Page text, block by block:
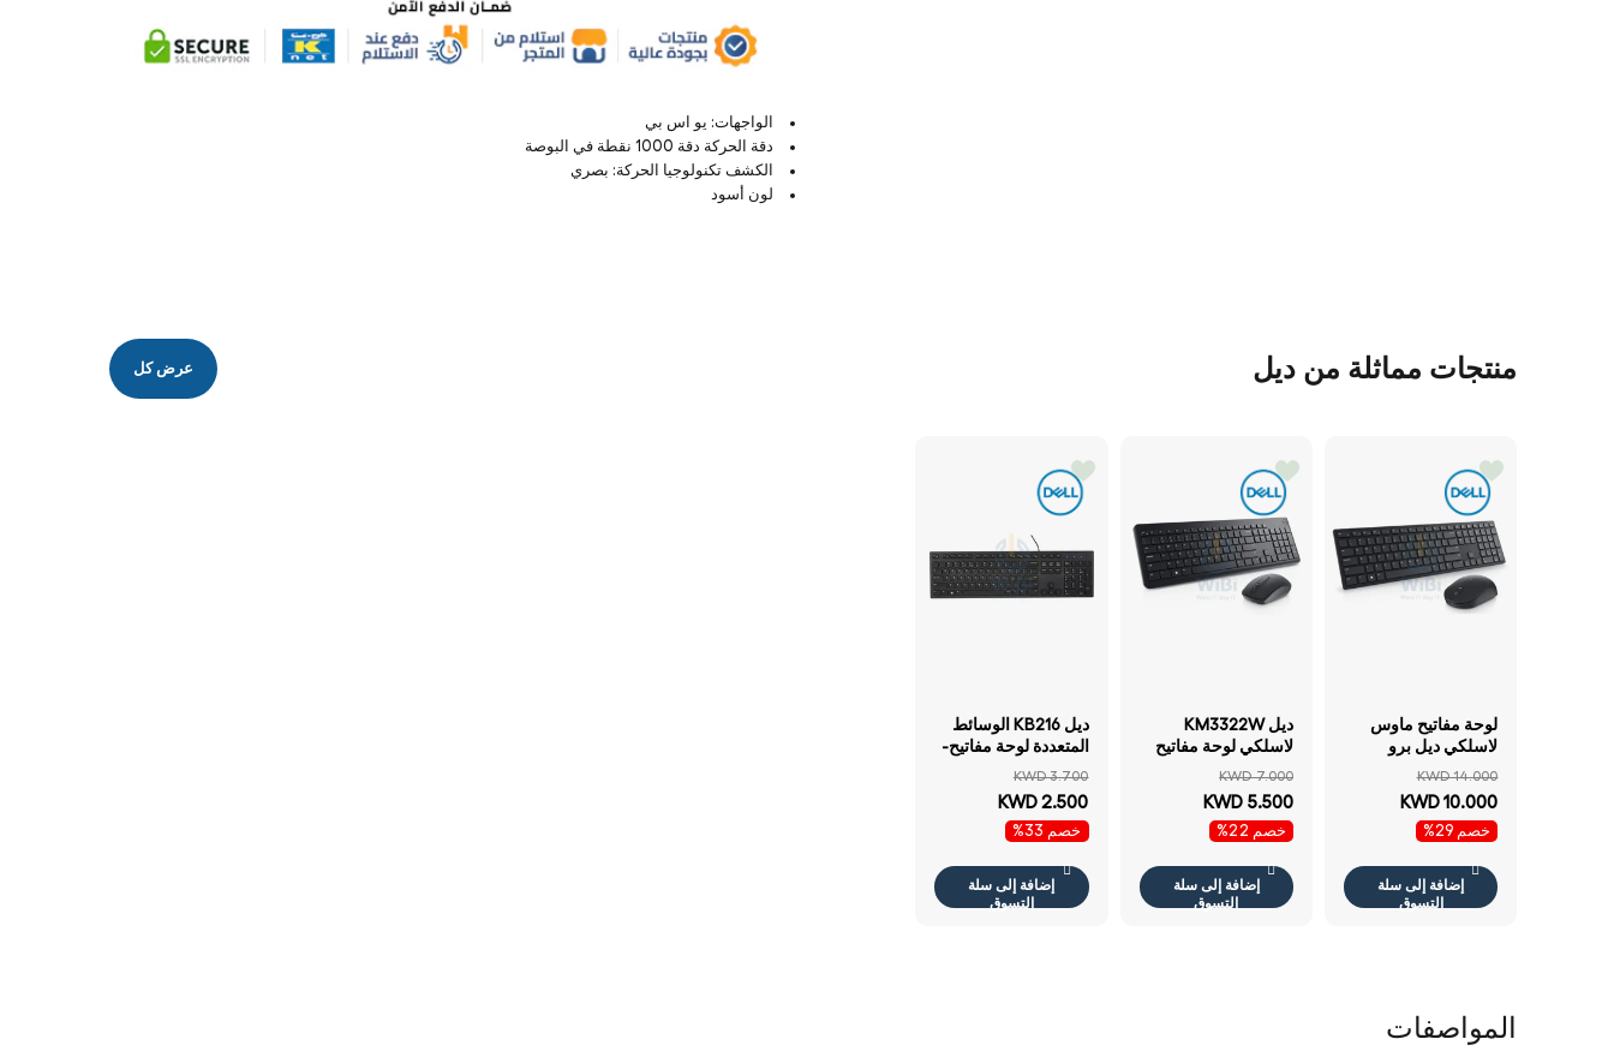
الواجهات: يو اس بي
دقة الحركة دقة 1000 نقطة في البوصة
الكشف تكنولوجيا الحركة: بصري
لون أسود
منتجات مماثلة من ديل عرض كل
لوحة مفاتيح ماوس
لاسلكي ديل برو
الإنجليزية مفاتيح
ماوس لوحة مفاتيح
KWD 14.000
KWD 10.000
خصم 29%
إضافة إلى سلة
التسوق
ديل KM3322W
لاسلكي لوحة مفاتيح
نقطة في البوصة /
لاسلكي / أسود /
لوحة مفاتيح ماوس
كومبو
KWD 7.000
KWD 5.500
خصم 22%
إضافة إلى سلة
التسوق
ديل KB216 الوسائط
المتعددة لوحة مفاتيح-
سلكي / يو اس بي/
مفاتيح
KWD 3.700
KWD 2.500
خصم 33%
إضافة إلى سلة
التسوق
المواصفات